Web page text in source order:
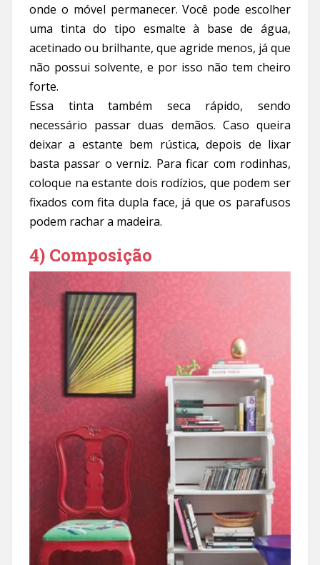
onde o móvel permanecer. Você pode escolher
uma tinta do tipo esmalte à base de água,
acetinado ou brilhante, que agride menos, já que
não possui solvente, e por isso não tem cheiro
forte.
Essa tinta também seca rápido, sendo
necessário passar duas demãos. Caso queira
deixar a estante bem rústica, depois de lixar
basta passar o verniz. Para ficar com rodinhas,
coloque na estante dois rodízios, que podem ser
fixados com fita dupla face, já que os parafusos
podem rachar a madeira.
4) Composição